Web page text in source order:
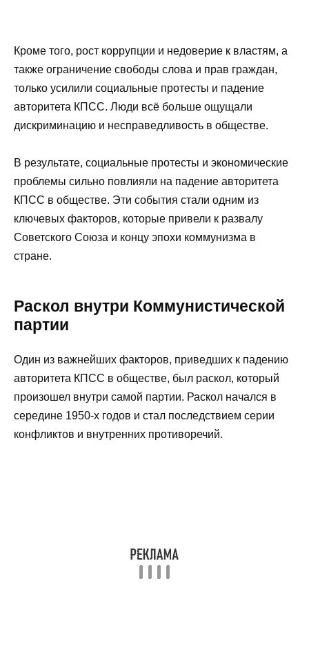
Кроме того, рост коррупции и недоверие к властям, а
также ограничение свободы слова и прав граждан,
только усилили социальные протесты и падение
авторитета КПСС. Люди всё больше ощущали
дискриминацию и несправедливость в обществе.
В результате, социальные протесты и экономические
проблемы сильно повлияли на падение авторитета
КПСС в обществе. Эти события стали одним из
ключевых факторов, которые привели к развалу
Советского Союза и концу эпохи коммунизма в
стране.
Раскол внутри Коммунистической
партии
Один из важнейших факторов, приведших к падению
авторитета КПСС в обществе, был раскол, который
произошел внутри самой партии. Раскол начался в
середине 1950-х годов и стал последствием серии
конфликтов и внутренних противоречий.